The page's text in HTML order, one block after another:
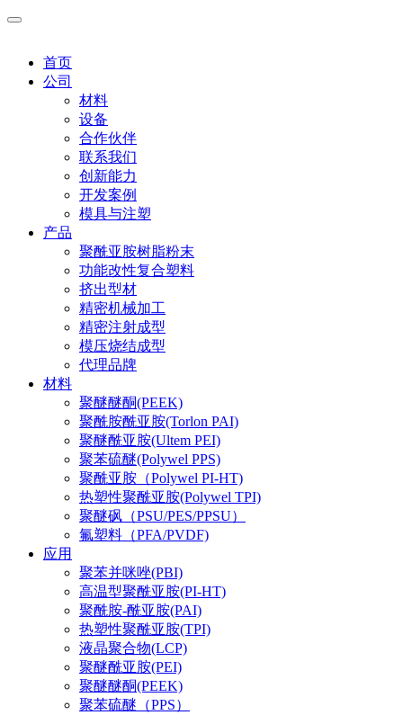
首页
公司
材料
设备
合作伙伴
联系我们
创新能力
开发案例
模具与注塑
产品
聚酰亚胺树脂粉末
功能改性复合塑料
挤出型材
精密机械加工
精密注射成型
模压烧结成型
代理品牌
材料
聚醚醚酮(PEEK)
聚酰胺酰亚胺(Torlon PAI)
聚醚酰亚胺(Ultem PEI)
聚苯硫醚(Polywel PPS)
聚酰亚胺（Polywel PI-HT)
热塑性聚酰亚胺(Polywel TPI)
聚醚砜（PSU/PES/PPSU）
氟塑料（PFA/PVDF)
应用
聚苯并咪唑(PBI)
高温型聚酰亚胺(PI-HT)
聚酰胺-酰亚胺(PAI)
热塑性聚酰亚胺(TPI)
液晶聚合物(LCP)
聚醚酰亚胺(PEI)
聚醚醚酮(PEEK)
聚苯硫醚（PPS）